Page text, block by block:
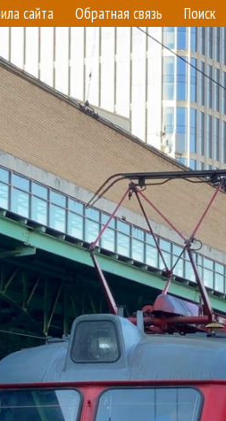
сайта Обратная связь Поиск